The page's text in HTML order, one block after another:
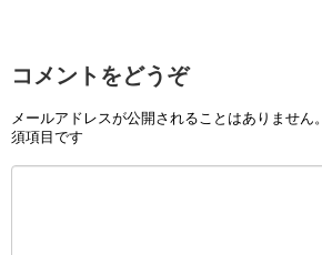
コメントをどうぞ
メールアドレスが公開されることはありません。
須項目です